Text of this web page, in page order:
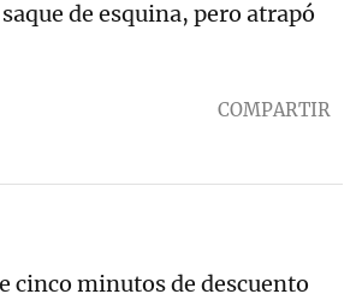
de esquina, pero atrapó
COMPARTIR
cinco minutos de descuento